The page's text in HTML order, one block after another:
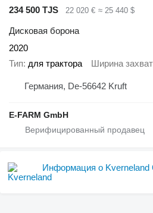
234 500 TJS
22 020 € ≈ 25 440 $
Дисковая борона
2020
Тип для трактора Ширина
Германия, De-56642 Kruft
E-FARM GmbH
Информация о Kverneland